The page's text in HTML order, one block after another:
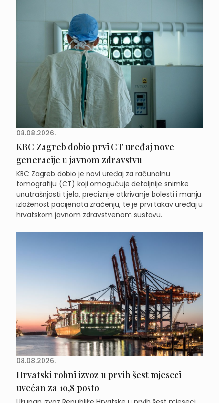
08.08.2026.
KBC Zagreb dobio prvi CT uređaj nove
generacije u javnom zdravstvu
KBC Zagreb dobio je novi uređaj za računalnu
tomografiju (CT) koji omogućuje detaljnije snimke
unutrašnjosti tijela, preciznije otkrivanje bolesti i manju
izloženost pacijenata zračenju, te je prvi takav uređaj u
hrvatskom javnom zdravstvenom sustavu.
08.08.2026.
Hrvatski robni izvoz u prvih šest mjeseci
uvećan za 10,8 posto